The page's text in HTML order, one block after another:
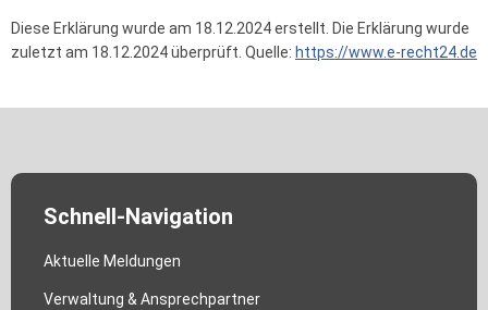
Diese Erklärung wurde am 18.12.2024 erstellt. Die Erklärung wurde
zuletzt am 18.12.2024 überprüft. Quelle: https://www.e-recht24.de
Schnell-Navigation
Aktuelle Meldungen
Verwaltung & Ansprechpartner